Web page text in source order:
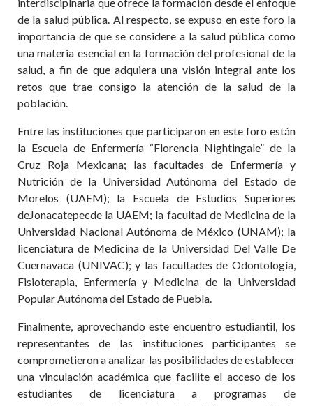
de la salud pública. Al respecto, se expuso en este foro la
importancia de que se considere a la salud pública como
una materia esencial en la formación del profesional de la
salud, a fin de que adquiera una visión integral ante los
retos que trae consigo la atención de la salud de la
población.
Entre las instituciones que participaron en este foro están
la Escuela de Enfermería “Florencia Nightingale” de la
Cruz Roja Mexicana; las facultades de Enfermería y
Nutrición de la Universidad Autónoma del Estado de
Morelos (UAEM); la Escuela de Estudios Superiores
deJonacatepecde la UAEM; la facultad de Medicina de la
Universidad Nacional Autónoma de México (UNAM); la
licenciatura de Medicina de la Universidad Del Valle De
Cuernavaca (UNIVAC); y las facultades de Odontología,
Fisioterapia, Enfermería y Medicina de la Universidad
Popular Autónoma del Estado de Puebla.
Finalmente, aprovechando este encuentro estudiantil, los
representantes de las instituciones participantes se
comprometieron a analizar las posibilidades de establecer
una vinculación académica que facilite el acceso de los
estudiantes de licenciatura a programas de